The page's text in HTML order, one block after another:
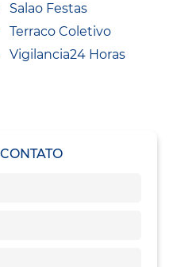
Salao Festas
Terraco Coletivo
Vigilancia24 Horas